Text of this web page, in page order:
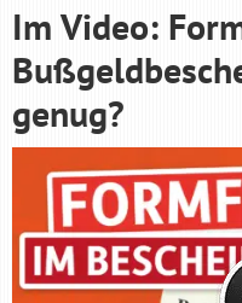
Im Video:
genug?